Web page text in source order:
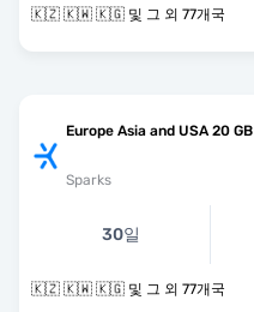
🇰🇿 🇰🇼 🇰🇬 및 그 외 77개국
Europe Asia and USA 20 GB
Sparks
30일
🇰🇿 🇰🇼 🇰🇬 및 그 외 77개국